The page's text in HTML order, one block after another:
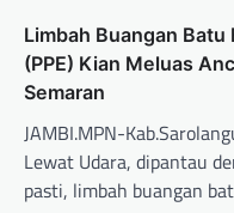
Limbah Buangan Batu
(PPE) Kian Meluas
Semaran
JAMBI.MPN-
Lewat Udara, dipantau
pasti, limbah buangan